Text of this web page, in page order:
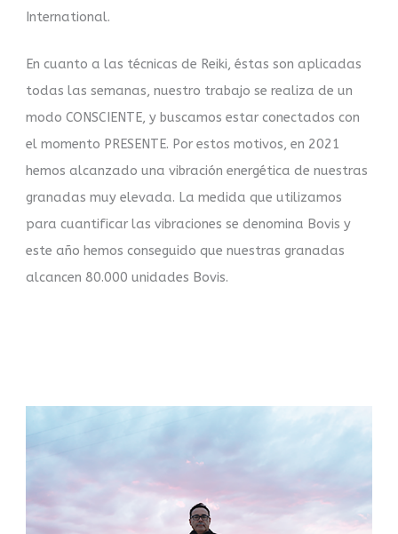
International.
En cuanto a las técnicas de Reiki, éstas son aplicadas
todas las semanas, nuestro trabajo se realiza de un
modo CONSCIENTE, y buscamos estar conectados con
el momento PRESENTE. Por estos motivos, en 2021
hemos alcanzado una vibración energética de nuestras
granadas muy elevada. La medida que utilizamos
para cuantificar las vibraciones se denomina Bovis y
este año hemos conseguido que nuestras granadas
alcancen 80.000 unidades Bovis.